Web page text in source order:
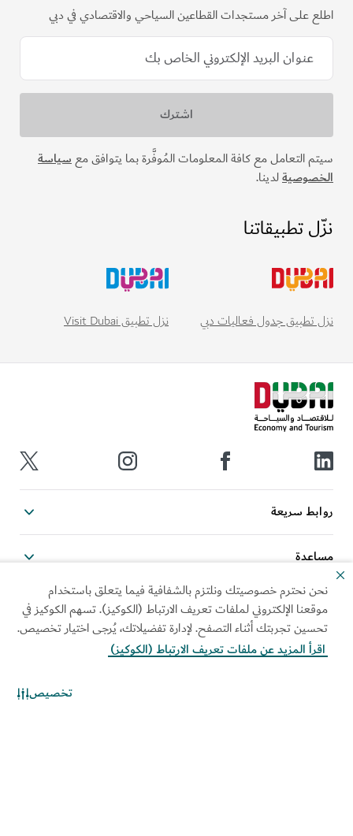
نحن نحترم خصوصيتك ونلتزم بالشفافية فيما يتعلق باستخدام
موقعنا الإلكتروني لملفات تعريف الارتباط (الكوكيز). تسهم الكوكيز في
تحسين تجربتك أثناء التصفح. لإدارة تفضيلاتك، يُرجى اختيار تخصيص.
اقرأ المزيد عن ملفات تعريف الارتباط (الكوكيز)
تخصيص
اطلع على آخر مستجدات القطاعين السياحي والاقتصادي في دبي
سيتم التعامل مع كافة المعلومات المُوفَّرة بما يتوافق معسياسة
الخصوصيةلدينا.
نزّل تطبيقاتنا
نزل تطبيق جدول فعاليات دبي نزل تطبيق Visit Dubai
روابط سريعة
مساعدة
المواقع ذات الصلة
استخدام العلامة المؤسسية